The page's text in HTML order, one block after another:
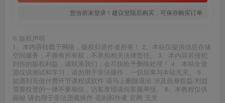
您当前未登录！建议登陆后购买，可保存购买订单
© 版权声明
1、本内容转载于网络，版权归原作者所有！ 2、本站仅提供信息存储
空间服务，不拥有所有权，不承担相关法律责任。 3、本内容若侵犯
到你的版权利益，请联系我们，会尽快给予删除处理！ 4、本站全资
源仅供测试和学习，请勿用于非法操作，一切后果与本站无关。 5、
如遇到充值付费环节课程或软件 请马上删除退出 涉及自身权益/利益
需要投资的一律不要相信，访客发现请向客服举报。 6、本教程仅供
揭秘 请勿用于非法违规操作 否则和作者 官网 无关